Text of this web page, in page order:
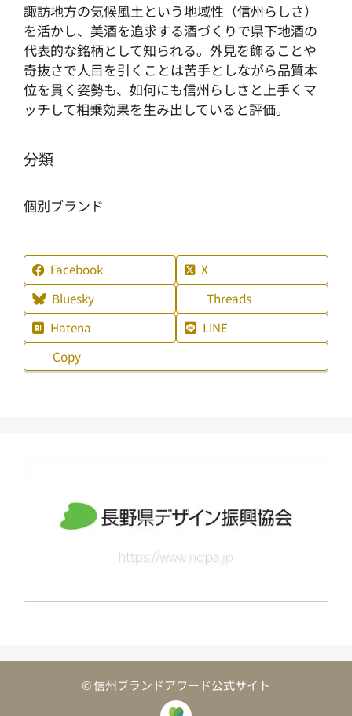
諏訪地方の気候風土という地域性（信州らしさ）
を活かし、美酒を追求する酒づくりで県下地酒の
代表的な銘柄として知られる。外見を飾ることや
奇抜さで人目を引くことは苦手としながら品質本
位を貫く姿勢も、如何にも信州らしさと上手くマ
ッチして相乗効果を生み出していると評価。
分類
個別ブランド
Facebook
X
Bluesky
Threads
Hatena
LINE
Copy
© 信州ブランドアワード公式サイト